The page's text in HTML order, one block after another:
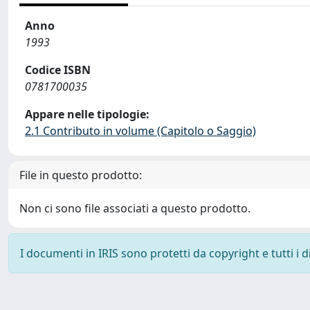
Anno
1993
Codice ISBN
0781700035
Appare nelle tipologie:
2.1 Contributo in volume (Capitolo o Saggio)
File in questo prodotto:
Non ci sono file associati a questo prodotto.
I documenti in IRIS sono protetti da copyright e tutti i